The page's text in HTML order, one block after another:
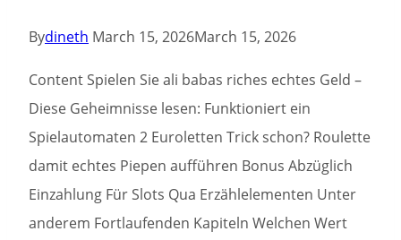
Bydineth March 15, 2026March 15, 2026
Content Spielen Sie ali babas riches echtes Geld –
Diese Geheimnisse lesen: Funktioniert ein
Spielautomaten 2 Euroletten Trick schon? Roulette
damit echtes Piepen aufführen Bonus Abzüglich
Einzahlung Für Slots Qua Erzählelementen Unter
anderem Fortlaufenden Kapiteln Welchen Wert